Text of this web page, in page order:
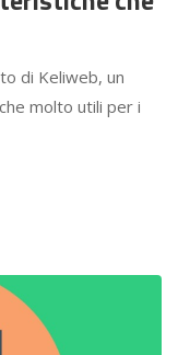
di Keliweb, un
molto utili per i